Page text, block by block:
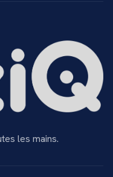
les mains.